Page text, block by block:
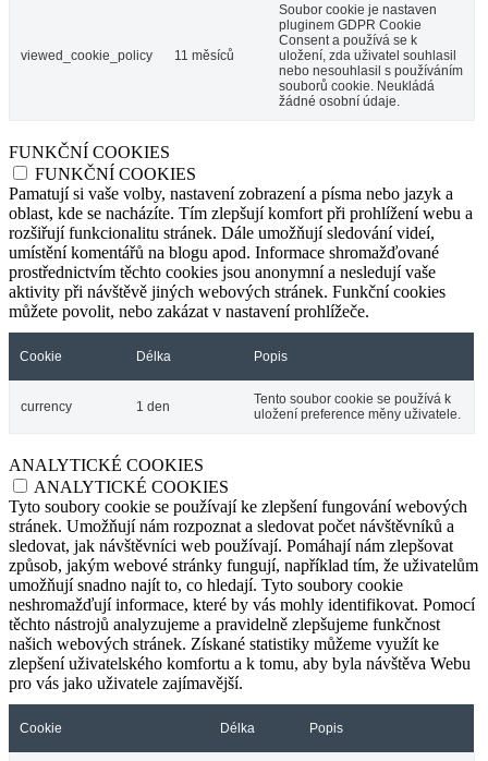
viewed_cookie_policy 11 měsíců
Soubor cookie je nastaven
pluginem GDPR Cookie
Consent a používá se k
uložení, zda uživatel souhlasil
nebo nesouhlasil s používáním
souborů cookie. Neukládá
žádné osobní údaje.
FUNKČNÍ COOKIES
FUNKČNÍ COOKIES
Pamatují si vaše volby, nastavení zobrazení a písma nebo jazyk a
oblast, kde se nacházíte. Tím zlepšují komfort při prohlížení webu a
rozšiřují funkcionalitu stránek. Dále umožňují sledování videí,
umístění komentářů na blogu apod. Informace shromažďované
prostřednictvím těchto cookies jsou anonymní a nesledují vaše
aktivity při návštěvě jiných webových stránek. Funkční cookies
můžete povolit, nebo zakázat v nastavení prohlížeče.
Cookie Délka Popis
currency 1 den
Tento soubor cookie se používá k
uložení preference měny uživatele.
ANALYTICKÉ COOKIES
ANALYTICKÉ COOKIES
Tyto soubory cookie se používají ke zlepšení fungování webových
stránek. Umožňují nám rozpoznat a sledovat počet návštěvníků a
sledovat, jak návštěvníci web používají. Pomáhají nám zlepšovat
způsob, jakým webové stránky fungují, například tím, že uživatelům
umožňují snadno najít to, co hledají. Tyto soubory cookie
neshromažďují informace, které by vás mohly identifikovat. Pomocí
těchto nástrojů analyzujeme a pravidelně zlepšujeme funkčnost
našich webových stránek. Získané statistiky můžeme využít ke
zlepšení uživatelského komfortu a k tomu, aby byla návštěva Webu
pro vás jako uživatele zajímavější.
Cookie Délka Popis